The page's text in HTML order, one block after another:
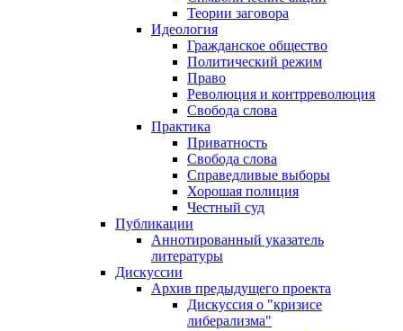
Теории заговора
Идеология
Гражданское общество
Политический режим
Право
Революция и контрреволюция
Свобода слова
Практика
Приватность
Свобода слова
Справедливые выборы
Хорошая полиция
Честный суд
Публикации
Аннотированный указатель
литературы
Дискуссии
Архив предыдущего проекта
Дискуссия о "кризисе
либерализма"